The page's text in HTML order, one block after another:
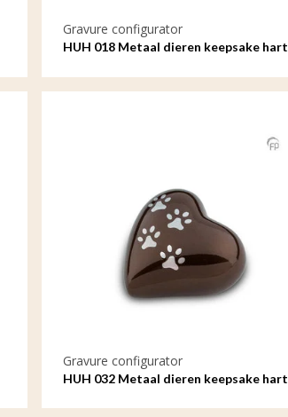
Gravure configurator
HUH 018 Metaal dieren keepsake hart
Gravure configurator
HUH 032 Metaal dieren keepsake hart